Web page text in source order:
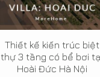
Thiết kế kiến trúc biệt
thự 3 tầng có bể bơi
Hoài Đức Hà Nội